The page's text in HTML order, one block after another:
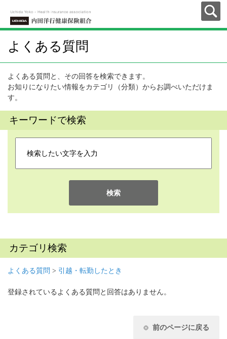
よくある質問
よくある質問と、その回答を検索できます。
お知りになりたい情報をカテゴリ（分類）からお調べいただけま
す。
キーワードで検索
検索
カテゴリ検索
よくある質問 > 引越・転勤したとき
登録されているよくある質問と回答はありません。
前のページに戻る